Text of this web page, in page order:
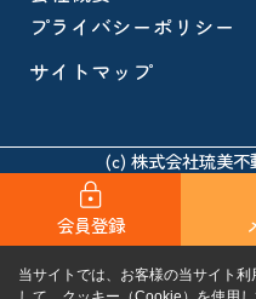
プライバシーポリシー
サイトマップ
(c) 株式会社琉美不
会員登録
当サイトでは、お客様の当サイト